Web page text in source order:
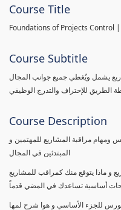
Course Title
Course Subtitle
يشمل ويُغطي جميع جوانب المجال
الطريق للإحتراف والتدرج الوظيفي
Course Description
مراقبة المشاريع للمهتمين و
المبتدئين في المجال
و ماذا يتوقع منك كمراقب للمشاريع
أساسية تساعدك في المضي قدماً